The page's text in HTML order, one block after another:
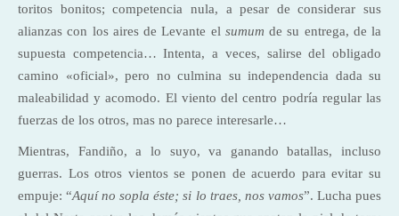
toritos bonitos; competencia nula, a pesar de considerar sus
alianzas con los aires de Levante el sumum de su entrega, de la
supuesta competencia… Intenta, a veces, salirse del obligado
camino «oficial», pero no culmina su independencia dada su
maleabilidad y acomodo. El viento del centro podría regular las
fuerzas de los otros, mas no parece interesarle…
Mientras, Fandiño, a lo suyo, va ganando batallas, incluso
guerras. Los otros vientos se ponen de acuerdo para evitar su
empuje: “Aquí no sopla éste; si lo traes, nos vamos”. Lucha pues